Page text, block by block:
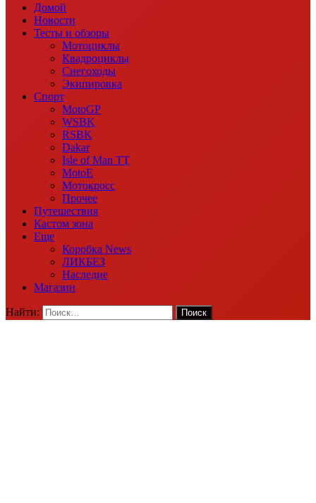
Домой
Новости
Тесты и обзоры
Мотоциклы
Квадроциклы
Снегоходы
Экипировка
Спорт
MotoGP
WSBK
RSBK
Dakar
Isle of Man TT
MotoE
Мотокросс
Прочее
Путешествия
Кастом зона
Еще
Коробка News
ЛИКБЕЗ
Наследие
Магазин
Найти: